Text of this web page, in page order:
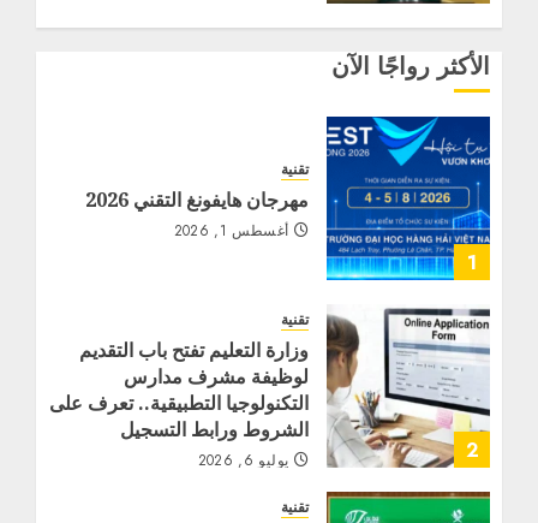
الأكثر رواجًا الآن
1
تقنية
مهرجان هايفونغ التقني 2026
أغسطس 1, 2026
2
تقنية
وزارة التعليم تفتح باب التقديم
لوظيفة مشرف مدارس
التكنولوجيا التطبيقية.. تعرف على
الشروط ورابط التسجيل
يوليو 6, 2026
تقنية